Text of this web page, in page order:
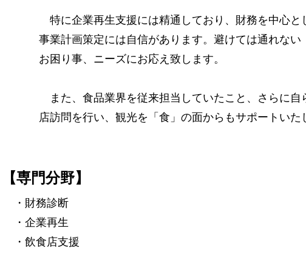
特に企業再生支援には精通しており、財務を中心と
事業計画策定には自信があります。避けては通れない
お困り事、ニーズにお応え致します。
また、食品業界を従来担当していたこと、さらに自
店訪問を行い、観光を「食」の面からもサポートいた
【専門分野】
・財務診断
・企業再生
・飲食店支援